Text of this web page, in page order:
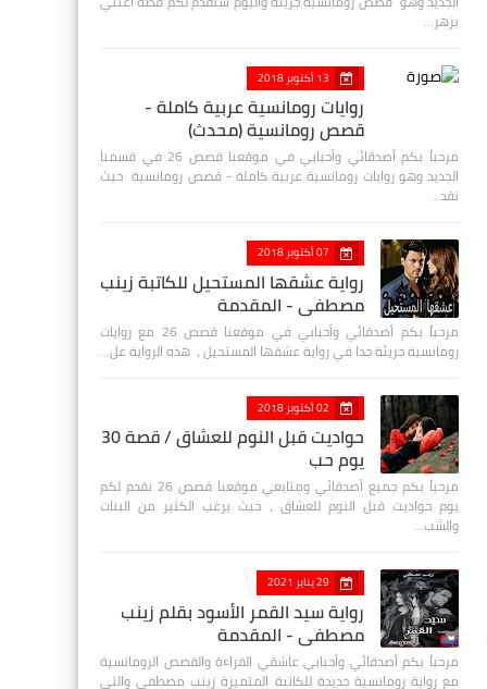
بزهر…
13 أكتوبر 2018
روايات رومانسية عربية كاملة -
قصص رومانسية (محدث)
مرحباً بكم أصدقائي وأحبابي في موقعنا قصص 26 في قسمنا
الجديد وهو روايات رومانسية عربية كاملة - قصص رومانسية حيث
نقد…
07 أكتوبر 2018
رواية عشقها المستحيل للكاتبة زينب
مصطفي - المقدمة
مرحباً بكم أصدقائي وأحبابي في موقعنا قصص 26 مع روايات
رومانسية جريئة جدا في رواية عشقها المستحيل ، هذه الرواية عل…
02 أكتوبر 2018
حواديت قبل النوم للعشاق / قصة 30
يوم حب
مرحباً بكم جميع أصدقائي ومتابعي موقعنا قصص 26 نقدم لكم
يوم حواديت قبل النوم للعشاق ، حيث يرغب الكثير من البنات
والشب…
29 يناير 2021
رواية سيد القمر الأسود بقلم زينب
مصطفي - المقدمة
مرحباً بكم أصدقائي وأحبابي عاشقي القراءة والقصص الرومانسية
مع رواية رومانسية جديدة للكاتبة المتميزة زينب مصطفى والتي